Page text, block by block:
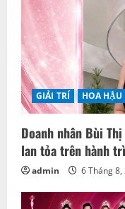
GIẢI TRÍ HOA HẬU
Doanh nhân Bùi
lan tỏa trên hành
admin 6 Tháng 8,